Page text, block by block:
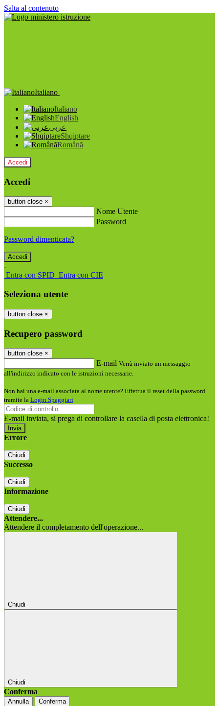
Salta al contenuto
Italiano
Italiano
English
عربى
Shqiptare
Română
Accedi
Accedi
button close ×
Nome Utente
Password
Password dimenticata?
-
Entra con SPID Entra con CIE
Seleziona utente
button close ×
Recupero password
button close ×
E-mail Verrà inviato un messaggio
all'indirizzo indicato con le istruzioni necessarie.
Non hai una e-mail associata al nome utente? Effettua il reset della password
tramite la Login Spaggiari
E-mail inviata, si prega di controllare la casella di posta elettronica!
Errore
Chiudi
Successo
Chiudi
Informazione
Chiudi
Attendere...
Attendere il completamento dell'operazione...
Chiudi
Chiudi
Conferma
Annulla Conferma